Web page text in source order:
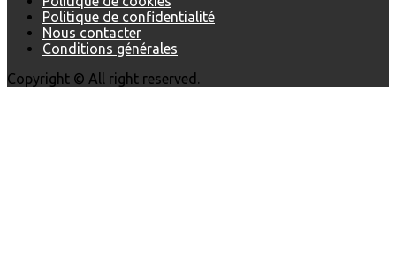
Politique de confidentialité
Nous contacter
Conditions générales
Copyright © All right reserved.